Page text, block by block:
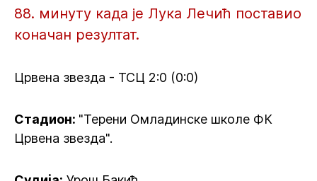
88. минуту када је Лука Лечић поставио
коначан резултат.
Црвена звезда - ТСЦ 2:0 (0:0)
Стадион: "Терени Омладинске школе ФК
Црвена звезда".